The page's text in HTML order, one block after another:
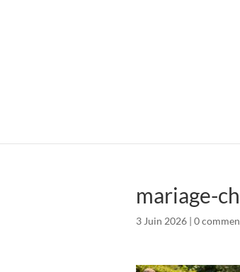
mariage-
3 Juin 2026 | 0